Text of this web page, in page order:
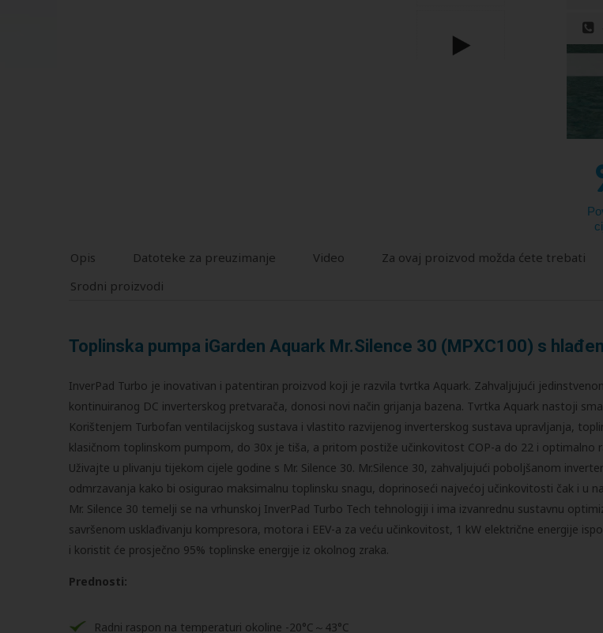
Opis Datoteke za preuzimanje Video Za ovaj proizvod možda ćete trebati
Srodni proizvodi
Toplinska pumpa iGarden Aquark Mr.Silence 30 (MPXC100) s
InverPad Turbo je inovativan i patentiran proizvod koji je razvila tvrtka Aquark. Zahvaljujući
kontinuiranog DC inverterskog pretvarača, donosi novi način grijanja bazena. Tvrtka Aquark nastoji
Korištenjem Turbofan ventilacijskog sustava i vlastito razvijenog inverterskog sustava upravljanja,
klasičnom toplinskom pumpom, do 30x je tiša, a pritom postiže učinkovitost COP-a do 22 i optimalno
Uživajte u plivanju tijekom cijele godine s Mr. Silence 30. Mr.Silence 30, zahvaljujući poboljšanom
odmrzavanja kako bi osigurao maksimalnu toplinsku snagu, doprinoseći najvećoj učinkovitosti čak i u
Mr. Silence 30 temelji se na vrhunskoj InverPad Turbo Tech tehnologiji i ima izvanrednu sustavnu
savršenom usklađivanju kompresora, motora i EEV-a za veću učinkovitost, 1 kW električne energije
i koristit će prosječno 95% toplinske energije iz okolnog zraka.
Prednosti:
Radni raspon na temperaturi okoline -20°C～43°C